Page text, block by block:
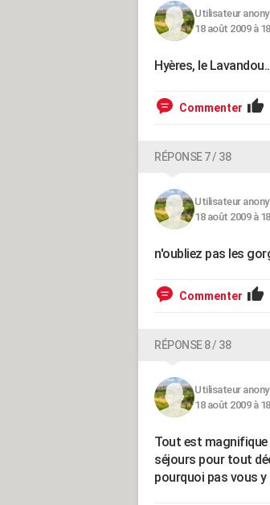
Utilisateur
18 août 2009 à
Hyères, le
Commenter
RÉPONSE 7 / 38
Utilisateur
18 août 2009 à
n'oubliez pas les
Commenter
RÉPONSE 8 / 38
Utilisateur
18 août 2009 à
Tout est magnifique
séjours pour tout
pourquoi pas vous